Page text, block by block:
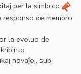
per la simbolo
.
de membro
la evoluo de
novaĵoj, sub